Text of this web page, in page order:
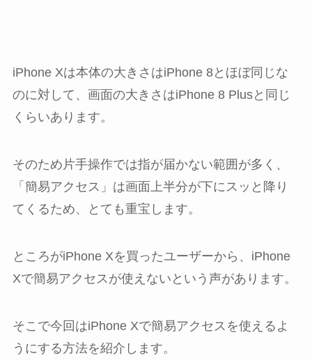
iPhone Xは本体の大きさはiPhone 8とほぼ同じな
のに対して、画面の大きさはiPhone 8 Plusと同じ
くらいあります。
そのため片手操作では指が届かない範囲が多く、
「簡易アクセス」は画面上半分が下にスッと降り
てくるため、とても重宝します。
ところがiPhone Xを買ったユーザーから、iPhone
Xで簡易アクセスが使えないという声があります。
そこで今回はiPhone Xで簡易アクセスを使えるよ
うにする方法を紹介します。